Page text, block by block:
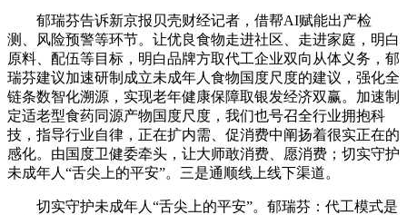
郁瑞芬告诉新京报贝壳财经记者，借帮AI赋能出产检
测、风险预警等环节。让优良食物走进社区、走进家庭，明白
原料、配伍等目标，明白品牌方取代工企业双向从体义务，郁
瑞芬建议加速研制成立未成年人食物国度尺度的建议，强化全
链条数智化溯源，实现老年健康保障取银发经济双赢。加速制
定适老型食药同源产物国度尺度，我们也号召全行业拥抱科
技，指导行业自律，正在扩内需、促消费中阐扬着很实正在的
感化。由国度卫健委牵头，让大师敢消费、愿消费；切实守护
未成年人“舌尖上的平安”。三是通顺线上线下渠道。
切实守护未成年人“舌尖上的平安”。郁瑞芬：代工模式是